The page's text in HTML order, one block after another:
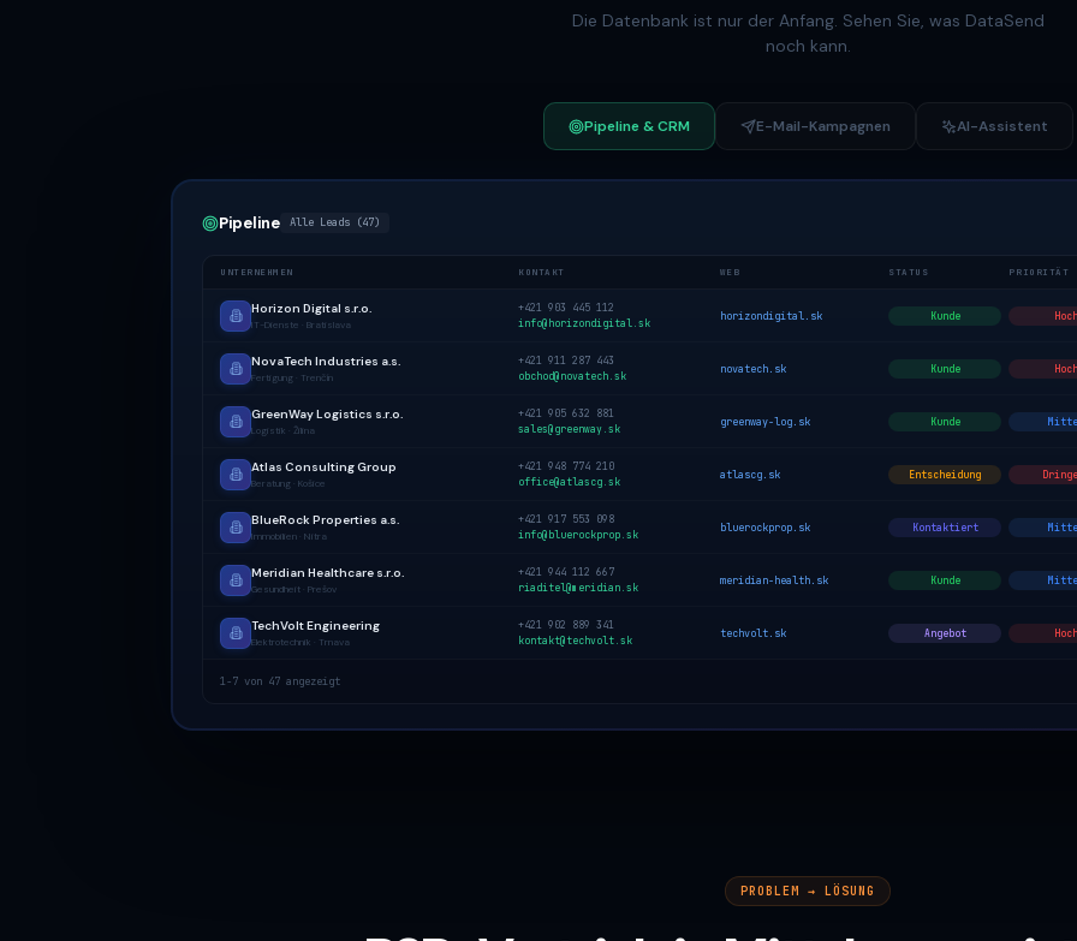
Die Datenbank ist nur der Anfang. Sehen Sie, was DataSend
noch kann.
Pipeline & CRM E-Mail-Kampagnen AI-Assistent
Pipeline Alle Leads (47)
UNTERNEHMEN KONTAKT WEB STATUS PRIORITÄT
Horizon Digital s.r.o.
IT-Dienste · Bratislava
+421 903 445 112
info@horizondigital.sk
horizondigital.sk Kunde Hoch
NovaTech Industries a.s.
Fertigung · Trenčín
+421 911 287 443
obchod@novatech.sk
novatech.sk Kunde Hoch
GreenWay Logistics s.r.o.
Logistik · Žilina
+421 905 632 881
sales@greenway.sk
greenway-log.sk Kunde
Atlas Consulting Group
Beratung · Košice
+421 948 774 210
office@atlascg.sk
atlascg.sk Entscheidung
BlueRock Properties a.s.
Immobilien · Nitra
+421 917 553 098
info@bluerockprop.sk
bluerockprop.sk Kontaktiert
Meridian Healthcare s.r.o.
Gesundheit · Prešov
+421 944 112 667
riaditel@meridian.sk
meridian-health.sk Kunde
TechVolt Engineering
Elektrotechnik · Trnava
+421 902 889 341
kontakt@techvolt.sk
techvolt.sk Angebot Hoch
1-7 von 47 angezeigt
PROBLEM → LÖSUNG